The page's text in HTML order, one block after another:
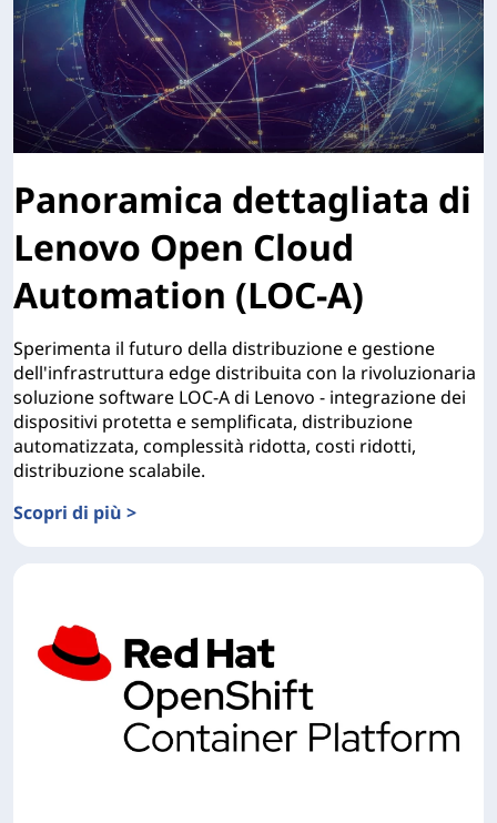
Panoramica dettagliata di
Lenovo Open Cloud
Automation (LOC-A)
Sperimenta il futuro della distribuzione e gestione
dell'infrastruttura edge distribuita con la rivoluzionaria
soluzione software LOC-A di Lenovo - integrazione dei
dispositivi protetta e semplificata, distribuzione
automatizzata, complessità ridotta, costi ridotti,
distribuzione scalabile.
Scopri di più >